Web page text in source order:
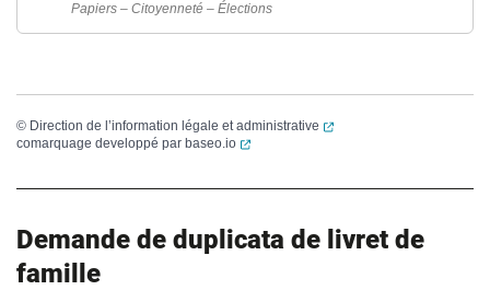
Papiers – Citoyenneté – Élections
© Direction de l’information légale et administrative
(ouverture dans un
comarquage developpé par baseo.io (ouverture dans un nouvel onglet)
Demande de duplicata de livret de
famille